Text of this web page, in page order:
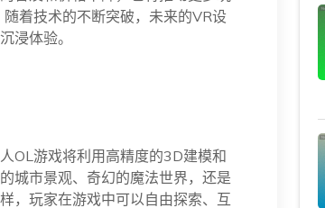
着技术的不断突破，未来的VR设
浸体验。
OL游戏将利用高精度的3D建模和
城市景观、奇幻的魔法世界，还是
，玩家在游戏中可以自由探索、互